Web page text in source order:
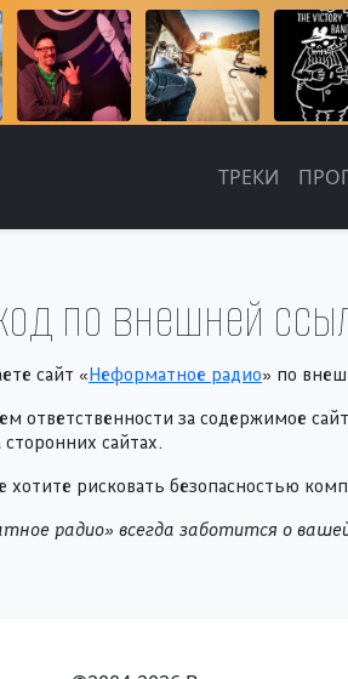
ТРЕКИ
по внешней
сайт «Неформатное радио» по
ответственности за содержимое
сайтах.
хотите рисковать безопасностью
радио» всегда заботится о